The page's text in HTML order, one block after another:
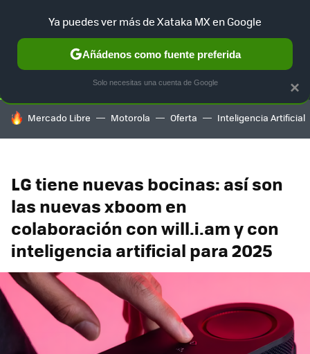
SELECCIÓN GAMING HOME AUTO TERRITORIO
HOY SE HABLA DE
Mercado Libre Motorola Oferta Inteligencia Artificial
LG tiene nuevas bocinas: así son
las nuevas xboom en
colaboración con will.i.am y con
inteligencia artificial para 2025
×
Ya puedes ver más de Xataka MX en Google
Añádenos como fuente preferida
Solo necesitas una cuenta de Google